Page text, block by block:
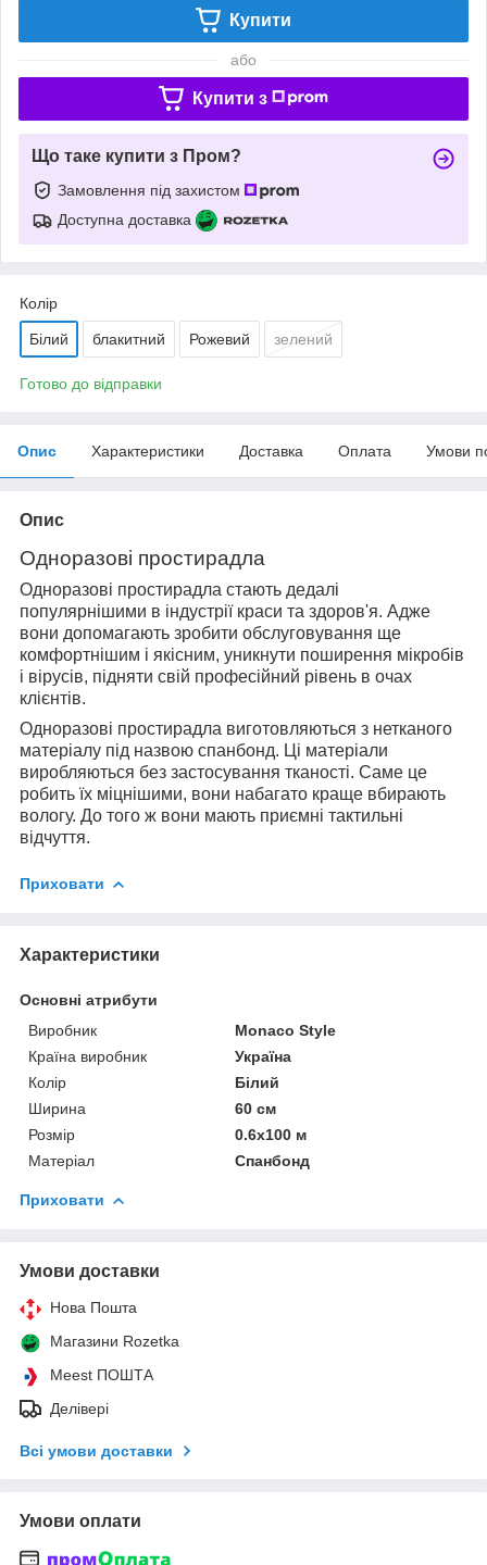
Купити
або
Купити з
Що таке купити з Пром?
Замовлення під захистом
Доступна доставка
Колір
Білий блакитний Рожевий зелений
Готово до відправки
Опис Характеристики Доставка Оплата Умови
Опис
Одноразові простирадла
Одноразові простирадла стають дедалі
популярнішими в індустрії краси та здоров'я. Адже
вони допомагають зробити обслуговування ще
комфортнішим і якісним, уникнути поширення мікробів
і вірусів, підняти свій професійний рівень в очах
клієнтів.
Одноразові простирадла виготовляються з нетканого
матеріалу під назвою спанбонд. Ці матеріали
виробляються без застосування тканості. Саме це
робить їх міцнішими, вони набагато краще вбирають
вологу. До того ж вони мають приємні тактильні
відчуття.
Приховати
Характеристики
Основні атрибути
Виробник
Monaco Style
Країна виробник
Україна
Колір
Білий
Ширина
60 см
Розмір
0.6х100 м
Матеріал
Спанбонд
Приховати
Умови доставки
Нова Пошта
Магазини Rozetka
Meest ПОШТА
Делівері
Всі умови доставки
Умови оплати